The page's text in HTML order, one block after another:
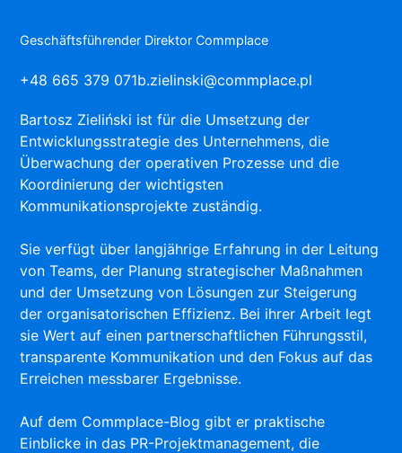
Geschäftsführender Direktor Commplace
+48 665 379 071b.zielinski@commplace.pl
Bartosz Zieliński ist für die Umsetzung der
Entwicklungsstrategie des Unternehmens, die
Überwachung der operativen Prozesse und die
Koordinierung der wichtigsten
Kommunikationsprojekte zuständig.
Sie verfügt über langjährige Erfahrung in der Leitung
von Teams, der Planung strategischer Maßnahmen
und der Umsetzung von Lösungen zur Steigerung
der organisatorischen Effizienz. Bei ihrer Arbeit legt
sie Wert auf einen partnerschaftlichen Führungsstil,
transparente Kommunikation und den Fokus auf das
Erreichen messbarer Ergebnisse.
Auf dem Commplace-Blog gibt er praktische
Einblicke in das PR-Projektmanagement, die